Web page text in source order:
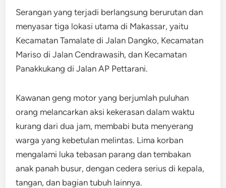
Serangan yang terjadi berlangsung berurutan dan
menyasar tiga lokasi utama di Makassar, yaitu
Kecamatan Tamalate di Jalan Dangko, Kecamatan
Mariso di Jalan Cendrawasih, dan Kecamatan
Panakkukang di Jalan AP Pettarani.
Kawanan geng motor yang berjumlah puluhan
orang melancarkan aksi kekerasan dalam waktu
kurang dari dua jam, membabi buta menyerang
warga yang kebetulan melintas. Lima korban
mengalami luka tebasan parang dan tembakan
anak panah busur, dengan cedera serius di kepala,
tangan, dan bagian tubuh lainnya.